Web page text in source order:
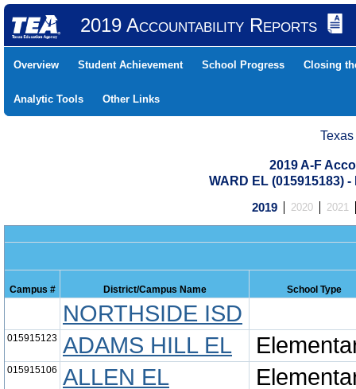
2019 Accountability Reports
Overview Student Achievement School Progress Closing
Analytic Tools Other Links
2019 A-F
WARD EL (015915183)
2019 2020 2021
Campus # District/Campus Name School Type
NORTHSIDE ISD
015915123 ADAMS HILL EL
015915106 ALLEN EL